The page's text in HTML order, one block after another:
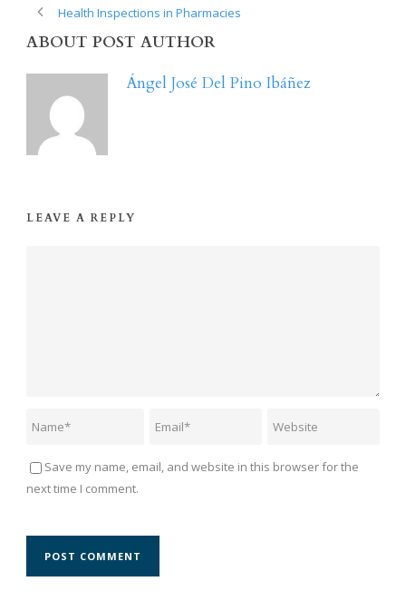
Health Inspections in Pharmacies
ABOUT POST AUTHOR
Ángel José Del Pino Ibáñez
LEAVE A REPLY
Save my name, email, and website in this browser for the
next time I comment.